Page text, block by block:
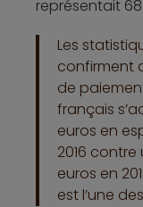
représentait
Les
confirment
de
français
euros en
2016
euros en
est l’une